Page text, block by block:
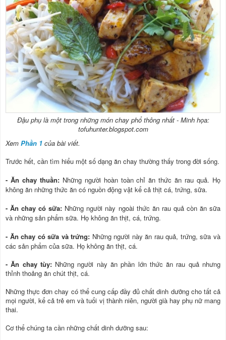
Đậu phụ là một trong những món chay phổ thông nhất - Minh họa:
tofuhunter.blogspot.com
Xem Phần 1 của bài viết.
Trước hết, cần tìm hiểu một số dạng ăn chay thường thấy trong đời sống.
- Ăn chay thuần:Những người hoàn toàn chỉ ăn thức ăn rau quả. Họ
không ăn những thức ăn có nguồn động vật kể cả thịt cá, trứng, sữa.
- Ăn chay có sữa: Những người này ngoài thức ăn rau quảcòn ăn sữa
và những sản phẩm sữa. Họ không ăn thịt, cá, trứng.
- Ăn chay có sữa và trứng: Những người này ăn rau quả, trứng, sữa và
các sản phẩm của sữa. Họ không ăn thịt, cá.
- Ăn chay tùy:Những người này ăn phần lớn thức ăn rau quả nhưng
thỉnh thoảng ăn chút thịt, cá.
Những thực đơn chay có thể cung cấp đầy đủ chất dinh dưỡng cho tất cả
mọi người, kể cả trẻ em và tuổi vị thành niên, người già hay phụ nữ mang
thai.
Cơ thể chúng ta cần những chất dinh dưỡng sau: